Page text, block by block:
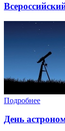
Подробнее
День